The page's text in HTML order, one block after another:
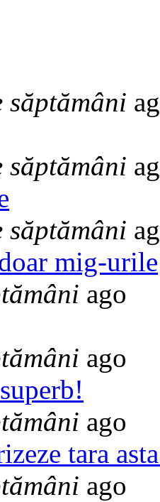
săptămâni
săptămâni
săptămâni
mig-urile
ago
ago
ago
tara
ago